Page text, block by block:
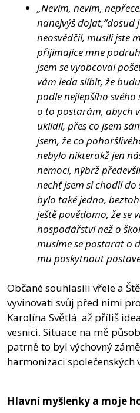
„Nevím, nevím,
nanejvýš dojat,“dosud
neosvědčil, musili jste
přijímajíce mne
jsem se vyobcoval
vám leda slíbit, že
podle nejlepšího svého
o to postarám, abych
uklidil, přes co jsem
jsem, že co
nebylo nikterakž jen
nemoci, nýbrž
nechť jsem si chodil
bylo také jedno,
ještě povědomo, že se
hospodářství než o
musíme se postarat o
mu poskytnout
Občané souhlasili vřele a
vyvinovati svůj před nimi
Karolína Světlá až příliš
vesnici. Situace na mě
patrně to byl výchovný
harmonizaci společenských
Hlavní myšlenky a moje